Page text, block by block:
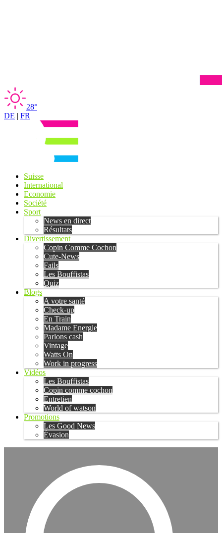
28°
DE | FR
Suisse
International
Economie
Société
Sport
News en direct
Résultats
Divertissement
Copin Comme Cochon
Cute-News
Fails
Les Bouffistas
Quiz
Blogs
A votre santé
Check-up
En Train
Madame Energie
Parlons cash
Vintage
Watts On
Work in progress
Vidéos
Les Bouffistas
Copin comme cochon
Entretien
World of watson
Promotions
Les Good News
Évasion